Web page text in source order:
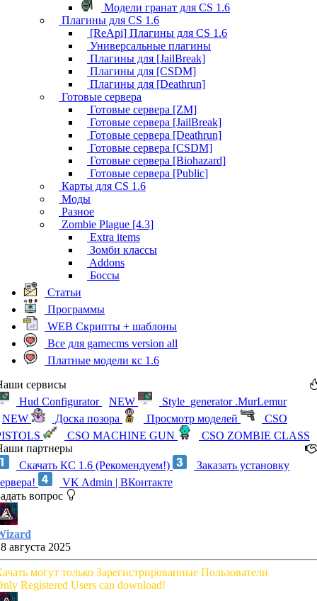
Модели гранат для CS 1.6
Плагины для CS 1.6
[ReApi] Плагины для CS 1.6
Универсальные плагины
Плагины для [JailBreak]
Плагины для [CSDM]
Плагины для [Deathrun]
Готовые сервера
Готовые сервера [ZM]
Готовые сервера [JailBreak]
Готовые сервера [Deathrun]
Готовые сервера [CSDM]
Готовые сервера [Biohazard]
Готовые сервера [Public]
Карты для CS 1.6
Моды
Разное
Zombie Plague [4.3]
Extra items
Зомби классы
Addons
Боссы
Статьи
Программы
WEB Скрипты + шаблоны
Все для gamecms version all
Платные модели кс 1.6
сервисы
Hud Configurator
NEW
Style_generator .MurLemur
NEW
Доска позора Просмотр моделей
CSO
CSO MACHINE GUN
CSO ZOMBIE CLASS
партнеры
Скачать КС 1.6 (Рекомендуем!)
Заказать установку
VK Admin | ВКонтакте
вопрос
августа 2025
могут только Зарегистрированные Пользователи
Registered Users can download!